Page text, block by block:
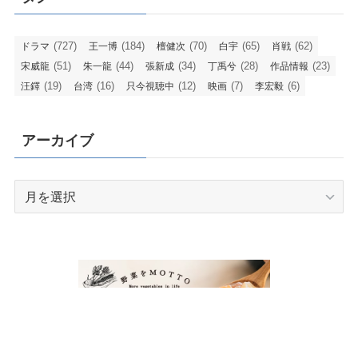
ドラマ (727) 王一博 (184) 檀健次 (70) 白宇 (65) 肖戦 (62)
宋威龍 (51) 朱一龍 (44) 張新成 (34) 丁禹兮 (28) 作品情報 (23)
汪鐸 (19) 台湾 (16) 只今視聴中 (12) 映画 (7) 李宏毅 (6)
アーカイブ